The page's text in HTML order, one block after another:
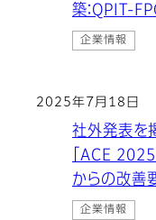
築：QPIT-
企業情報
2025年7月18日
社外発表を
「ACE
からの改善要
企業情報